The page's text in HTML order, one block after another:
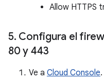
Allow HTTPS
5. Configura el
80 y 443
Ve a Cloud Console.